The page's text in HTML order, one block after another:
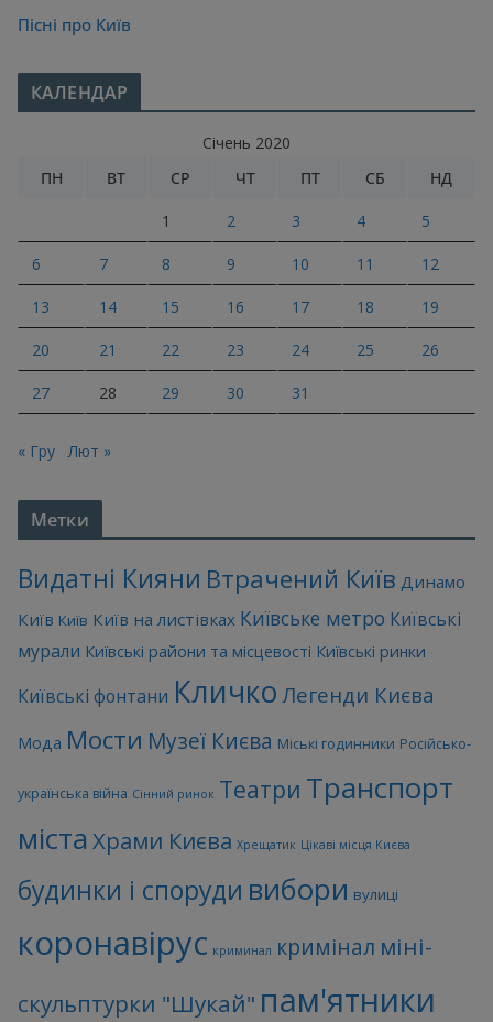
Пісні про Київ
КАЛЕНДАР
Січень 2020
ПН
ВТ СР ЧТ ПТ СБ НД
1 2 3 4 5
6 7 8 9 10 11 12
13 14 15 16 17 18 19
20 21 22 23 24 25 26
27 28 29 30 31
« Гру Лют »
Метки
Видатні Кияни Втрачений Київ Динамо
Київ Київ Київ на листівках Київське метро Київські
мурали Київські райони та місцевості Київські ринки
Київські фонтани Кличко Легенди Києва
Мода Мости Музеї Києва Міські годинники Російсько-
українська війна Сінний ринок Театри Транспорт
міста Храми Києва Хрещатик Цікаві місця Києва
будинки і споруди вибори вулиці
коронавірус криминал кримінал міні-
скульптурки "Шукай" пам'ятники